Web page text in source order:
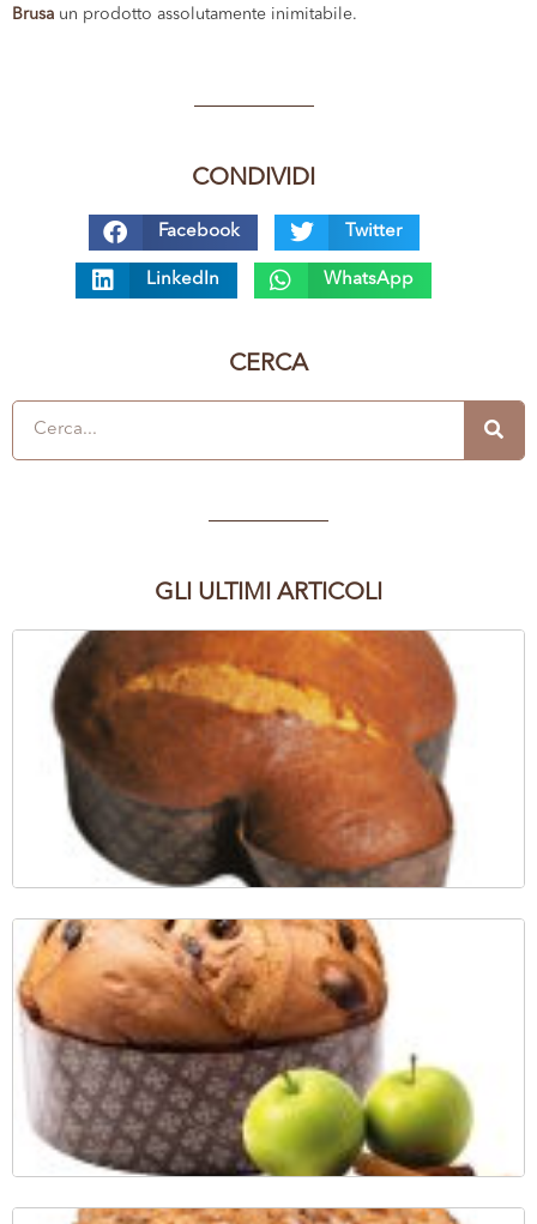
Brusa un prodotto assolutamente inimitabile.
CONDIVIDI
Facebook Twitter
LinkedIn WhatsApp
CERCA
GLI ULTIMI ARTICOLI